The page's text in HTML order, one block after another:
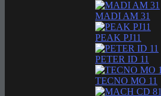
MADI AM 31
PEAK PJ11
PETER ID 11
TECNO MO 11